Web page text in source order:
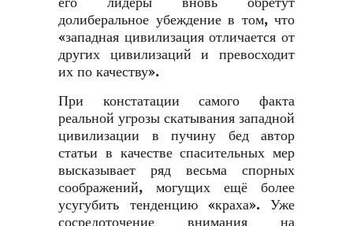
долиберальное убеждение в том, что
«западная цивилизация отличается от
других цивилизаций и превосходит
их по качеству».
При констатации самого факта
реальной угрозы скатывания западной
цивилизации в пучину бед автор
статьи в качестве спасительных мер
высказывает ряд весьма спорных
соображений, могущих ещё более
усугубить тенденцию «краха». Уже
сосредоточение внимания на